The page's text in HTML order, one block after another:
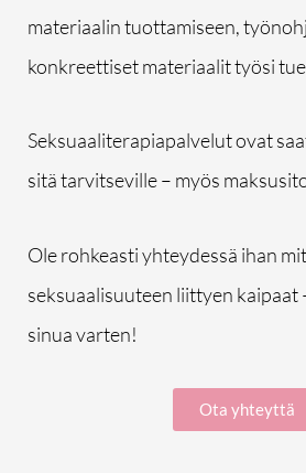
materiaalin tuottamiseen,
konkreettiset materiaalit työsi
Seksuaaliterapiapalvelut ovat
sitä tarvitseville – myös
Ole rohkeasti yhteydessä ihan
seksuaalisuuteen liittyen kaipaat
sinua varten!
Ota yhteyttä